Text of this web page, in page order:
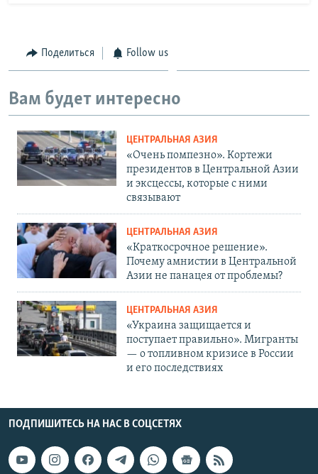
Поделиться Follow us
Вам будет интересно
ЦЕНТРАЛЬНАЯ АЗИЯ
«Очень помпезно». Кортежи
президентов в Центральной Азии
и эксцессы, которые с ними
связывают
ЦЕНТРАЛЬНАЯ АЗИЯ
«Краткосрочное решение».
Почему амнистии в Центральной
Азии не панацея от проблемы?
ЦЕНТРАЛЬНАЯ АЗИЯ
«Украина защищается и
поступает правильно». Мигранты
— о топливном кризисе в России
и его последствиях
ПОДПИШИТЕСЬ НА НАС В СОЦСЕТЯХ